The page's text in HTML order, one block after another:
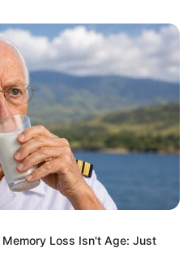
külső szereplők
odaadták a
minisztérium a Shellé,
a miniszterelnöki
harcolni fogunk.”
Loss Isn't Age: Just